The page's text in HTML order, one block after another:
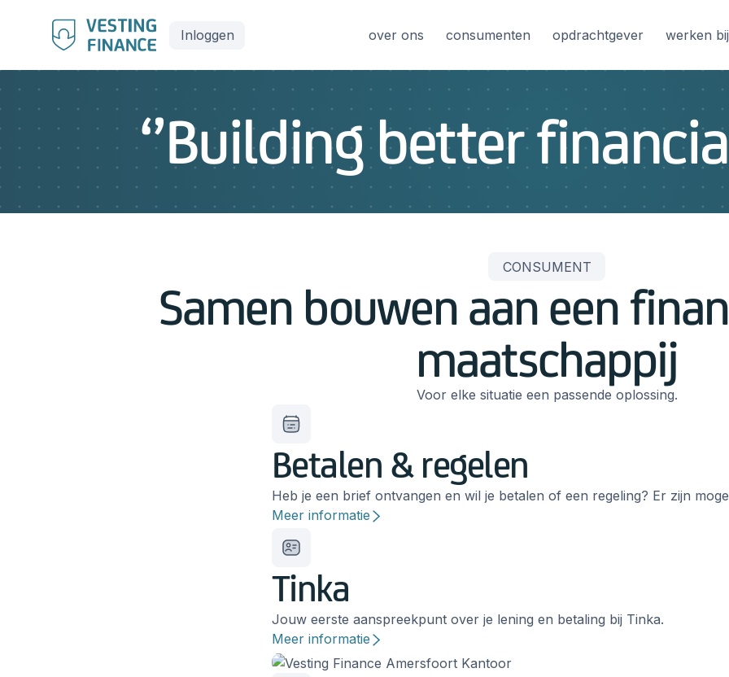
Inloggen over ons consumenten opdrachtgever werken bij
‘’Building better
CONSUMENT
Samen bouwen aan een
maatschappij
Voor elke situatie een passende oplossing.
Betalen & regelen
Heb je een brief ontvangen en wil je betalen of een regeling? Er zijn
Meer informatie
Tinka
Jouw eerste aanspreekpunt over je lening en betaling bij Tinka.
Meer informatie